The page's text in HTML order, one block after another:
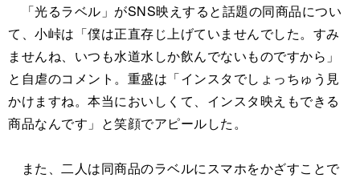
「光るラベル」がSNS映えすると話題の同商品につい
て、小峠は「僕は正直存じ上げていませんでした。すみ
ませんね、いつも水道水しか飲んでないものですから」
と自虐のコメント。重盛は「インスタでしょっちゅう見
かけますね。本当においしくて、インスタ映えもできる
商品なんです」と笑顔でアピールした。
また、二人は同商品のラベルにスマホをかざすことで